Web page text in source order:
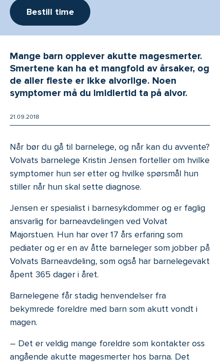
Bestill time
Mange barn opplever akutte magesmerter.
Smertene kan ha et mangfold av årsaker, og
de aller fleste er ikke alvorlige. Noen
symptomer må du imidlertid ta på alvor.
21.09.2018
Når bør du gå til barnelege, og når kan du avvente?
Volvats barnelege Kristin Jensen forteller om hvilke
symptomer hun ser etter og hvilke spørsmål hun
stiller når hun skal sette diagnose.
Jensen er spesialist i barnesykdommer og er faglig
ansvarlig for barneavdelingen ved Volvat
Majorstuen. Hun har over 17 års erfaring som
pediater og er en av åtte barneleger som jobber på
Volvats Barneavdeling, som også har barnelegevakt
åpent 365 dager i året.
Barnelegene får stadig henvendelser fra
bekymrede foreldre med barn som akutt vondt i
magen.
– Det er veldig mange foreldre som kontakter oss
angående akutte magesmerter hos barna. Det